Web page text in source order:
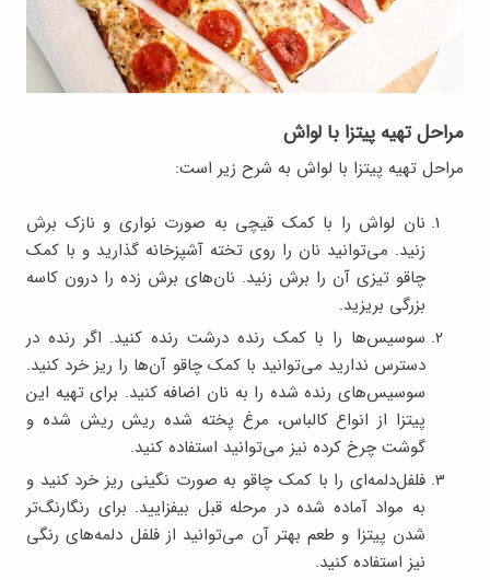
مراحل تهیه پیتزا با لواش
مراحل تهیه پیتزا با لواش به شرح زیر است:
نان لواش را با کمک قیچی به صورت نواری و نازک برش
زنید. می‌توانید نان را روی تخته آشپزخانه گذارید و با کمک
چاقو تیزی آن را برش زنید. نان‌های برش زده را درون کاسه
بزرگی بریزید.
سوسیس‌ها را با کمک رنده درشت رنده کنید. اگر رنده در
دسترس ندارید می‌توانید با کمک چاقو آن‌ها را ریز خرد کنید.
سوسیس‌های رنده شده را به نان اضافه کنید. برای تهیه این
پیتزا از انواع کالباس، مرغ پخته شده ریش ریش شده و
گوشت چرخ کرده نیز می‌توانید استفاده کنید.
فلفل‌دلمه‌ای را با کمک چاقو به صورت نگینی ریز خرد کنید و
به مواد آماده شده در مرحله قبل بیفزایید. برای رنگارنگ‌تر
شدن پیتزا و طعم بهتر آن می‌توانید از فلفل دلمه‌های رنگی
نیز استفاده کنید.